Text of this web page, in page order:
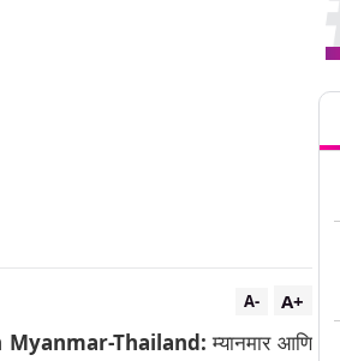
A+
A-
Thailand: म्यानमार आणि